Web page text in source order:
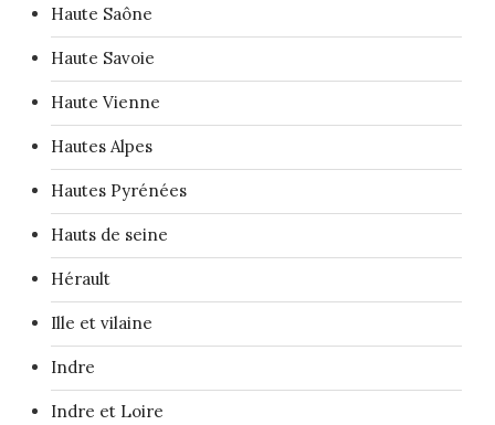
Haute Saône
Haute Savoie
Haute Vienne
Hautes Alpes
Hautes Pyrénées
Hauts de seine
Hérault
Ille et vilaine
Indre
Indre et Loire